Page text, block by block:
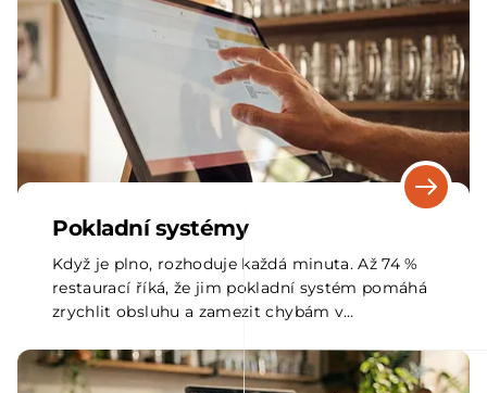
Pokladní systémy
Když je plno, rozhoduje každá minuta. Až 74 %
restaurací říká, že jim pokladní systém pomáhá
zrychlit obsluhu a zamezit chybám v